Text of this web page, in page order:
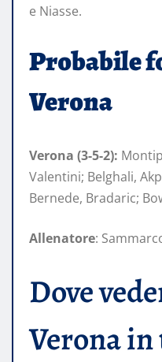
e Niasse.
Probabile
Verona
Verona (3-5-2):
Valentini; Belghali,
Bernede, Bradaric;
Allenatore:
Dove
Verona in